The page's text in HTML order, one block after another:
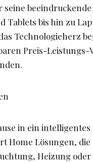
seine
Tablets bis hin zu
Technologieherz
Preis-Leistungs-
in ein
Home Lösungen,
Heizung